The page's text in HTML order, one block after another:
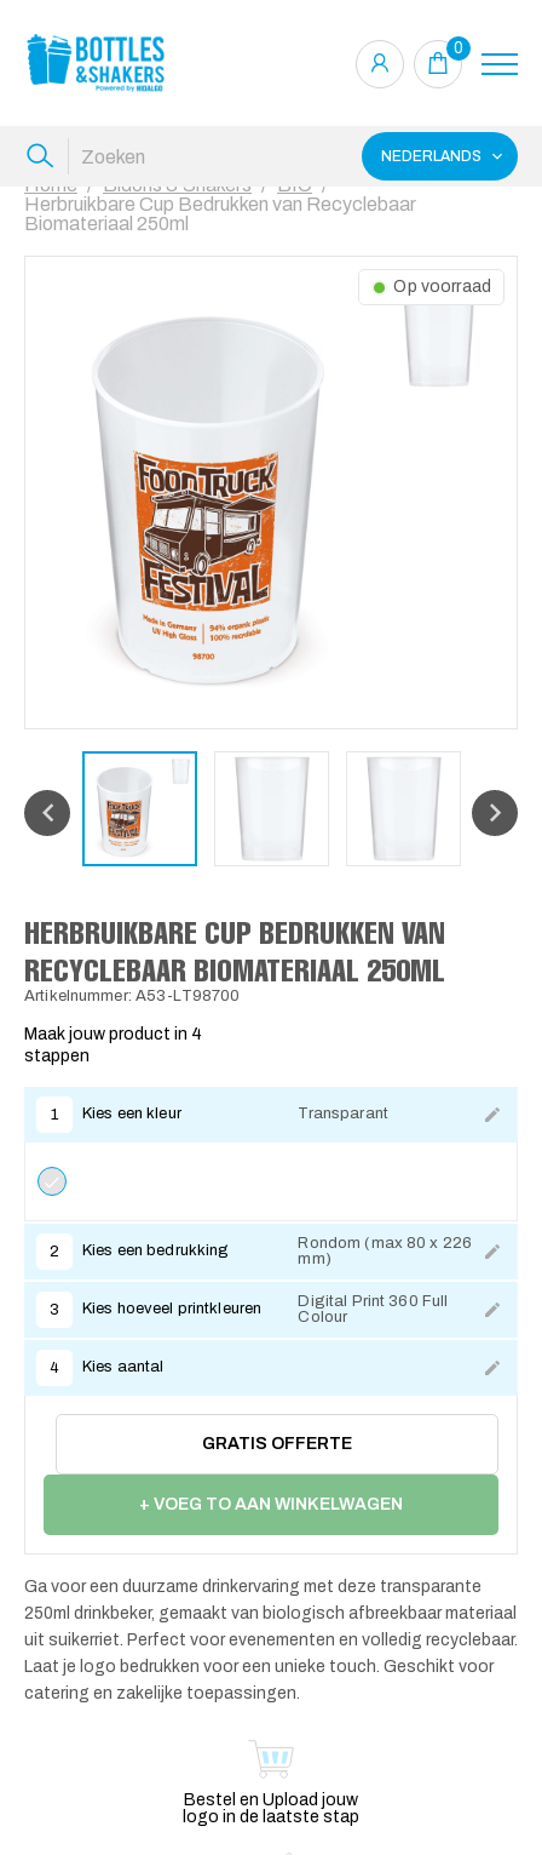
0
NEDERLANDS
Home Bidons & Shakers
BIO
Herbruikbare Cup Bedrukken van Recyclebaar
Biomateriaal 250ml
Op voorraad
HERBRUIKBARE CUP BEDRUKKEN VAN
RECYCLEBAAR BIOMATERIAAL 250ML
Artikelnummer: A53-LT98700
Maak jouw product in 4
stappen
1 Kies een kleur Transparant
2 Kies een bedrukking
Rondom (max 80 x 226
mm)
3 Kies hoeveel printkleuren
Digital Print 360 Full
Colour
4 Kies aantal
GRATIS OFFERTE
+ VOEG TO AAN WINKELWAGEN
Ga voor een duurzame drinkervaring met deze transparante
250ml drinkbeker, gemaakt van biologisch afbreekbaar materiaal
uit suikerriet. Perfect voor evenementen en volledig recyclebaar.
Laat je logo bedrukken voor een unieke touch. Geschikt voor
catering en zakelijke toepassingen.
Bestel en Upload jouw
logo in de laatste stap